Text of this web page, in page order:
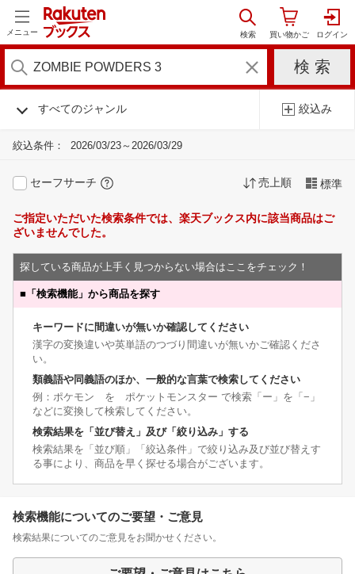
メニュー
すべてのジャンル 絞込み
絞込条件： 2026/03/23～2026/03/29
セーフサーチ 売上順 標準
ご指定いただいた検索条件では、楽天ブックス内に該当商品はご
ざいませんでした。
探している商品が上手く見つからない場合はここをチェック！
■ 「検索機能」から商品を探す
キーワードに間違いが無いか確認してください
漢字の変換違いや英単語のつづり間違いが無いかご確認くださ
い。
類義語や同義語のほか、一般的な言葉で検索してください
例：ポケモン を ポケットモンスター で検索「ー」を「−」
などに変換して検索してください。
検索結果を「並び替え」及び「絞り込み」する
検索結果を「並び順」「絞込条件」で絞り込み及び並び替えす
る事により、商品を早く探せる場合がございます。
検索機能についてのご要望・ご意見
検索結果についてのご意見をお聞かせください。